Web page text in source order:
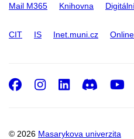
Mail M365 Knihovna
CIT IS Inet.muni.cz
© 2026 Masarykova univerzita
Facebook
Instagram